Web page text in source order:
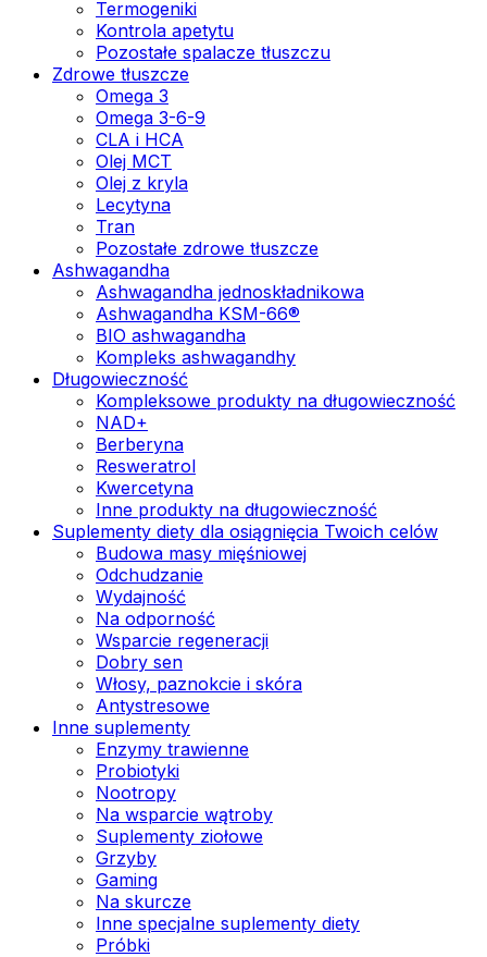
Termogeniki
Kontrola apetytu
Pozostałe spalacze tłuszczu
Zdrowe tłuszcze
Omega 3
Omega 3-6-9
CLA i HCA
Olej MCT
Olej z kryla
Lecytyna
Tran
Pozostałe zdrowe tłuszcze
Ashwagandha
Ashwagandha jednoskładnikowa
Ashwagandha KSM-66®
BIO ashwagandha
Kompleks ashwagandhy
Długowieczność
Kompleksowe produkty na długowieczność
NAD+
Berberyna
Resweratrol
Kwercetyna
Inne produkty na długowieczność
Suplementy diety dla osiągnięcia Twoich celów
Budowa masy mięśniowej
Odchudzanie
Wydajność
Na odporność
Wsparcie regeneracji
Dobry sen
Włosy, paznokcie i skóra
Antystresowe
Inne suplementy
Enzymy trawienne
Probiotyki
Nootropy
Na wsparcie wątroby
Suplementy ziołowe
Grzyby
Gaming
Na skurcze
Inne specjalne suplementy diety
Próbki